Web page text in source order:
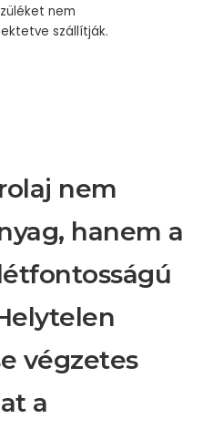
nem
szállítják.
nem
hanem a
végzetes
a